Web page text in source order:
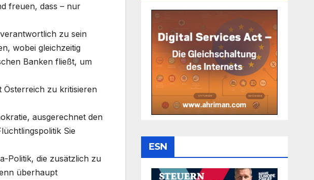
freuen, dass – nur
zu sein
wobei gleichzeitig
Banken fließt, um
Österreich zu kritisieren
ausgerechnet den
Sie
Politik, die zusätzlich zu
überhaupt
ESN